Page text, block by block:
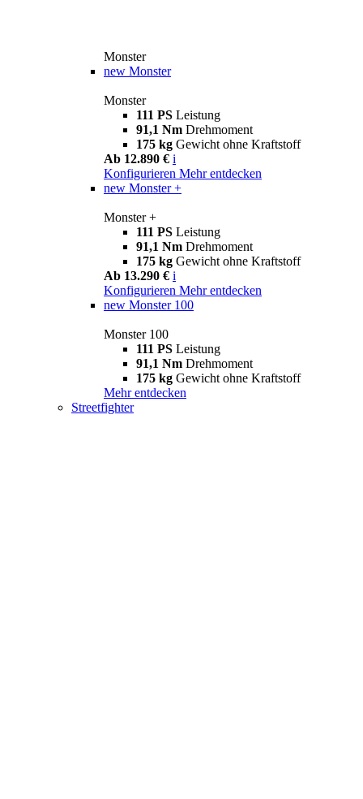
Monster
new Monster
Monster
111 PS Leistung
91,1 Nm Drehmoment
175 kg Gewicht ohne Kraftstoff
Ab 12.890 € i
Konfigurieren Mehr entdecken
new Monster +
Monster +
111 PS Leistung
91,1 Nm Drehmoment
175 kg Gewicht ohne Kraftstoff
Ab 13.290 € i
Konfigurieren Mehr entdecken
new Monster 100
Monster 100
111 PS Leistung
91,1 Nm Drehmoment
175 kg Gewicht ohne Kraftstoff
Mehr entdecken
Streetfighter